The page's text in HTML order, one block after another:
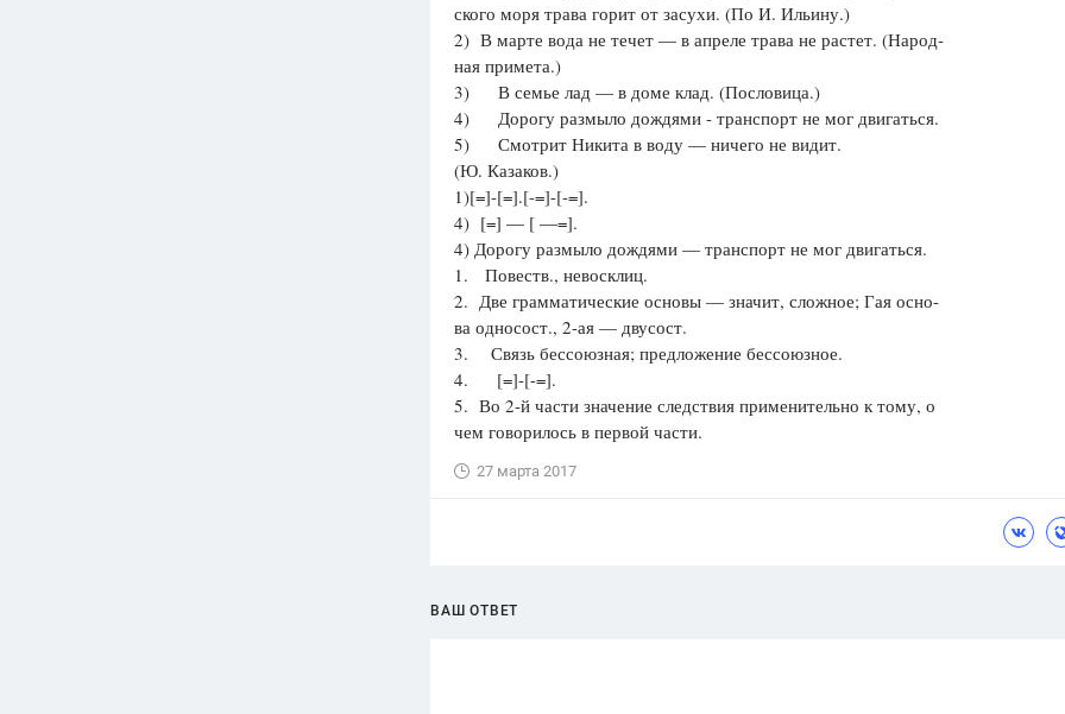
ского моря трава горит от засухи. (По И. Ильину.)
2) В марте вода не течет — в апреле трава не растет. (Народ-
ная примета.)
3) В семье лад — в доме клад. (Пословица.)
4) Дорогу размыло дождями - транспорт не мог двигаться.
5) Смотрит Никита в воду — ничего не видит.
(Ю. Казаков.)
1)[=]-[=].[-=]-[-=].
4) [=] — [ —=].
4) Дорогу размыло дождями — транспорт не мог двигаться.
1. Повеств., невосклиц.
2. Две грамматические основы — значит, сложное; Гая осно-
ва односост., 2-ая — двусост.
3. Связь бессоюзная; предложение бессоюзное.
4. [=]-[-=].
5. Во 2-й части значение следствия применительно к тому, о
чем говорилось в первой части.
27 марта 2017
ВАШ ОТВЕТ